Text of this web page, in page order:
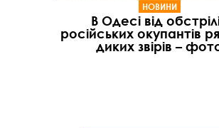
НОВИНИ
В Одесі від
російських окупантів
диких звірів –